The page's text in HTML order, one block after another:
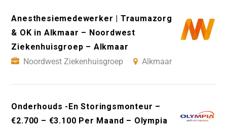
Anesthesiemedewerker | Traumazorg
& OK in Alkmaar – Noordwest
Ziekenhuisgroep – Alkmaar
Noordwest Ziekenhuisgroep
Alkmaar
Onderhouds -En Storingsmonteur –
€2.700 – €3.100 Per Maand – Olympia